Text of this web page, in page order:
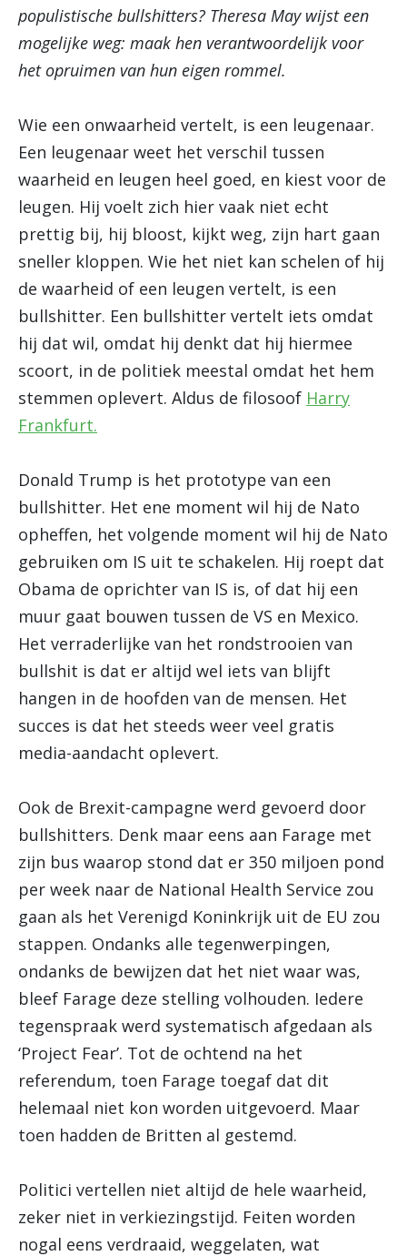
populistische bullshitters? Theresa May wijst een
mogelijke weg: maak hen verantwoordelijk voor
het opruimen van hun eigen rommel.
Wie een onwaarheid vertelt, is een leugenaar.
Een leugenaar weet het verschil tussen
waarheid en leugen heel goed, en kiest voor de
leugen. Hij voelt zich hier vaak niet echt
prettig bij, hij bloost, kijkt weg, zijn hart gaan
sneller kloppen. Wie het niet kan schelen of hij
de waarheid of een leugen vertelt, is een
bullshitter. Een bullshitter vertelt iets omdat
hij dat wil, omdat hij denkt dat hij hiermee
scoort, in de politiek meestal omdat het hem
stemmen oplevert. Aldus de filosoof Harry
Frankfurt.
Donald Trump is het prototype van een
bullshitter. Het ene moment wil hij de Nato
opheffen, het volgende moment wil hij de Nato
gebruiken om IS uit te schakelen. Hij roept dat
Obama de oprichter van IS is, of dat hij een
muur gaat bouwen tussen de VS en Mexico.
Het verraderlijke van het rondstrooien van
bullshit is dat er altijd wel iets van blijft
hangen in de hoofden van de mensen. Het
succes is dat het steeds weer veel gratis
media-aandacht oplevert.
Ook de Brexit-campagne werd gevoerd door
bullshitters. Denk maar eens aan Farage met
zijn bus waarop stond dat er 350 miljoen pond
per week naar de National Health Service zou
gaan als het Verenigd Koninkrijk uit de EU zou
stappen. Ondanks alle tegenwerpingen,
ondanks de bewijzen dat het niet waar was,
bleef Farage deze stelling volhouden. Iedere
tegenspraak werd systematisch afgedaan als
‘Project Fear’. Tot de ochtend na het
referendum, toen Farage toegaf dat dit
helemaal niet kon worden uitgevoerd. Maar
toen hadden de Britten al gestemd.
Politici vertellen niet altijd de hele waarheid,
zeker niet in verkiezingstijd. Feiten worden
nogal eens verdraaid, weggelaten, wat